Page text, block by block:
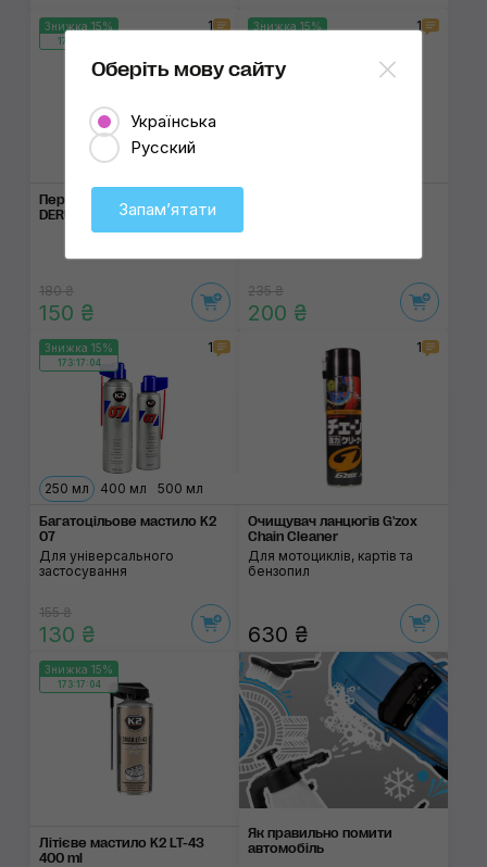
Знижка 15%
173:17:03
1
Перетворювач іржі K2
DERUSTO Plus 500 ml
180 ₴
150 ₴
Знижка 15% 1
235 ₴
200 ₴
Знижка 15%
173:17:03
1
250 мл 400 мл 500 мл
Багатоцільове мастило K2
07
Для універсального
застосування
155 ₴
130 ₴
1
Очищувач ланцюгів G'zox
Chain Cleaner
Для мотоциклів, картів та
бензопил
630 ₴
Знижка 15%
173:17:03
Літієве мастило K2 LT-43
400 ml
Як правильно помити
автомобіль
Оберіть мову сайту
Українська
Русский
Запамʼятати